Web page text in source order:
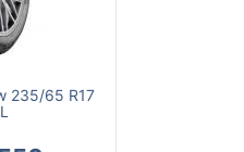
235/65 R17